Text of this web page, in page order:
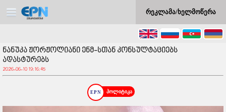
რეკლამა/ხელმოწერა
ნანუკა ჟორჟოლიანი ენმ-სთან კონსულტაციებს
ადასტურებს
2026-06-10 19:16:45
პოლიტიკა